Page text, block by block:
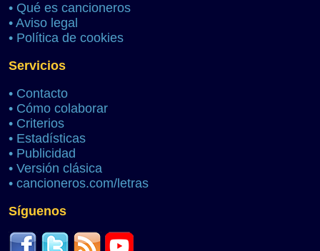
• Qué es cancioneros
• Aviso legal
• Política de cookies
Servicios
• Contacto
• Cómo colaborar
• Criterios
• Estadísticas
• Publicidad
• Versión clásica
• cancioneros.com/letras
Síguenos